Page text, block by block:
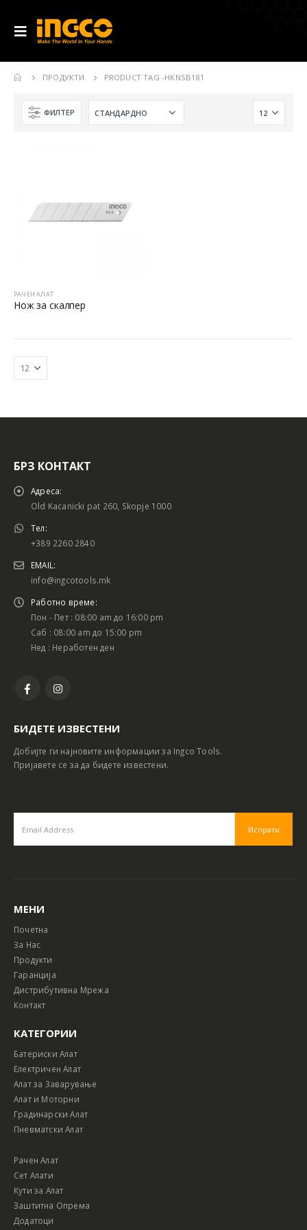
ПРОДУКТИ PRODUCT TAG -HKNSB181
ФИЛТЕР
РАЧЕН АЛАТ
Нож за скалпер
БРЗ КОНТАКТ
Адреса:
Old Kacanicki pat 260, Skopje 1000
Тел:
+389 2260 2840
EMAIL:
info@ingcotools.mk
Работно време:
Пон - Пет : 08:00 am до 16:00 pm
Саб : 08:00 am до 15:00 pm
Нед : Неработен ден
БИДЕТЕ ИЗВЕСТЕНИ
Добијте ги најновите информации за Ingco Tools.
Пријавете се за да бидете известени.
МЕНИ
Почетна
За Нас
Продукти
Гаранција
Дистрибутивна Мрежа
Контакт
КАТЕГОРИИ
Батериски Алат
Електричен Алат
Алат за Заварување
Алат и Моторни
Градинарски Алат
Пневматски Алат
Рачен Алат
Сет Алати
Кути за Алат
Заштитна Опрема
Додатоци